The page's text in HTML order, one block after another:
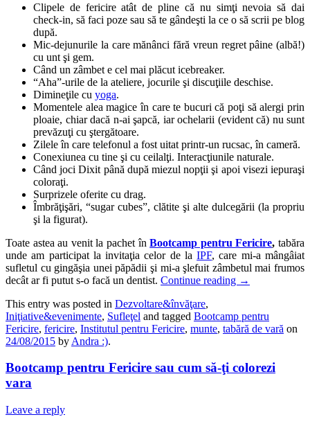
Clipele de fericire atât de pline că nu simţi nevoia să dai
check-in, să faci poze sau să te gândeşti la ce o să scrii pe blog
după.
Mic-dejunurile la care mănânci fără vreun regret pâine (albă!)
cu unt şi gem.
Când un zâmbet e cel mai plăcut icebreaker.
“Aha”-urile de la ateliere, jocurile şi discuţiile deschise.
Dimineţile cu yoga.
Momentele alea magice în care te bucuri că poţi să alergi prin
ploaie, chiar dacă n-ai şapcă, iar ochelarii (evident că) nu sunt
prevăzuţi cu ştergătoare.
Zilele în care telefonul a fost uitat printr-un rucsac, în cameră.
Conexiunea cu tine şi cu ceilalţi. Interacţiunile naturale.
Când joci Dixit până după miezul nopţii şi apoi visezi iepuraşi
coloraţi.
Surprizele oferite cu drag.
Îmbrăţişări, “sugar cubes”, clătite şi alte dulcegării (la propriu
şi la figurat).
Toate astea au venit la pachet înBootcamp pentru Fericire, tabăra
unde am participat la invitaţia celor de laIPF, care mi-a mângâiat
sufletul cu gingăşia unei păpădii şi mi-a şlefuit zâmbetul mai frumos
decât ar fi putut s-o facă un dentist. Continue reading →
This entry was posted in Dezvoltare&învăţare,
Iniţiative&evenimente, Sufleţel and tagged Bootcamp pentru
Fericire, fericire, Institutul pentru Fericire, munte, tabără de vară on
24/08/2015 by Andra :).
Bootcamp pentru Fericire sau cum să-ţi colorezi
vara
Leave a reply